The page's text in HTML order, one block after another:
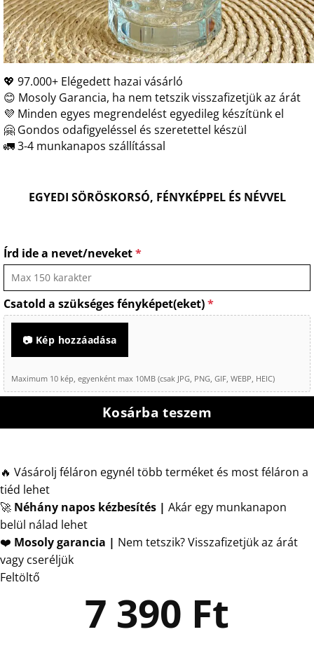
💖 97.000+ Elégedett hazai vásárló
😊 Mosoly Garancia, ha nem tetszik visszafizetjük az árát
💜 Minden egyes megrendelést egyedileg készítünk el
🤗 Gondos odafigyeléssel és szeretettel készül
🚛 3-4 munkanapos szállítással
EGYEDI SÖRÖSKORSÓ, FÉNYKÉPPEL ÉS NÉVVEL
Írd ide a nevet/neveket*
Csatold a szükséges fényképet(eket)*
📷 Kép hozzáadása
Maximum 10 kép, egyenként max 10MB (csak JPG, PNG, GIF, WEBP, HEIC)
Kosárba teszem
🔥 Vásárolj féláron egynél több terméket és most féláron a
tiéd lehet
🚀 Néhány napos kézbesítés | Akár egy munkanapon
belül nálad lehet
❤️ Mosoly garancia | Nem tetszik? Visszafizetjük az árát
vagy cseréljük
Feltöltő
7 390 Ft